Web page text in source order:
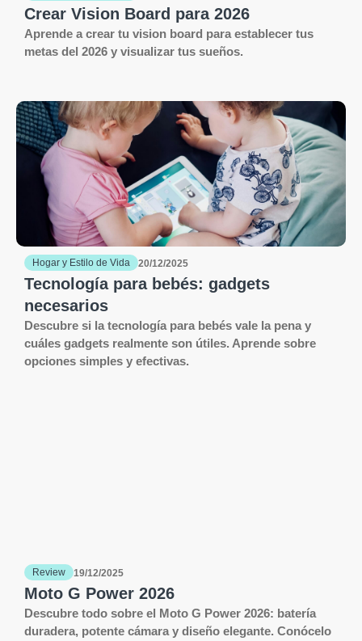
Crear Vision Board para 2026
Aprende a crear tu vision board para establecer tus
metas del 2026 y visualizar tus sueños.
Hogar y Estilo de Vida 20/12/2025
Tecnología para bebés: gadgets
necesarios
Descubre si la tecnología para bebés vale la pena y
cuáles gadgets realmente son útiles. Aprende sobre
opciones simples y efectivas.
Review 19/12/2025
Moto G Power 2026
Descubre todo sobre el Moto G Power 2026: batería
duradera, potente cámara y diseño elegante. Conócelo